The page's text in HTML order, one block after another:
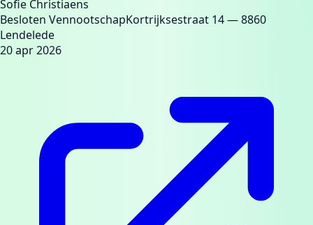
Sofie Christiaens
Besloten VennootschapKortrijksestraat 14— 8860
Lendelede
20 apr 2026